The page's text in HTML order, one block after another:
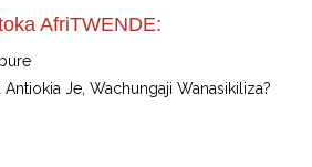
AfriTWENDE:
Antiokia Je, Wachungaji Wanasikiliza?